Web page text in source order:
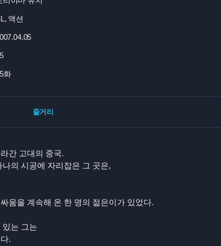
액션
화
줄거리
간 고대의 중국.
의 시공에 자리잡은 그 곳은,
움을 계속해 온 한 명의 젊은이가 있었다.
있는 그는
.